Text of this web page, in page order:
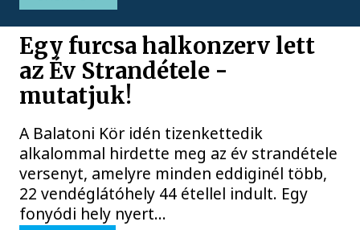
Egy furcsa halkonzerv lett
az Év Strandétele -
mutatjuk!
A Balatoni Kör idén tizenkettedik
alkalommal hirdette meg az év strandétele
versenyt, amelyre minden eddiginél több,
22 vendéglátóhely 44 étellel indult. Egy
fonyódi hely nyert...